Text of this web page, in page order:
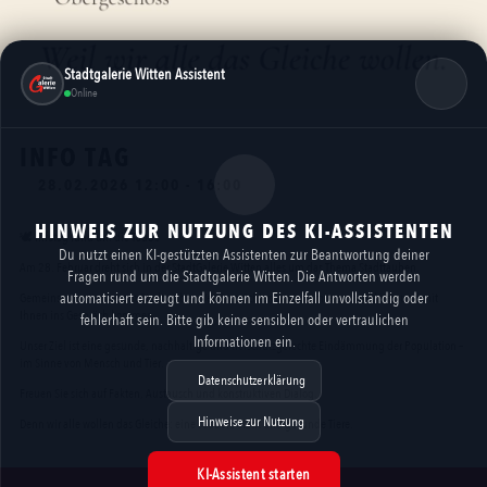
Stadtgalerie Witten Assistent
Online
HINWEIS ZUR NUTZUNG DES KI-ASSISTENTEN
Du nutzt einen KI-gestützten Assistenten zur Beantwortung deiner
Fragen rund um die Stadtgalerie Witten. Die Antworten werden
automatisiert erzeugt und können im Einzelfall unvollständig oder
fehlerhaft sein. Bitte gib keine sensiblen oder vertraulichen
Informationen ein.
Datenschutzerklärung
Hinweise zur Nutzung
KI-Assistent starten
🕊️ Infotag rund um die Taube
Am 28. Februar dreht sich in der StadtGalerie Witten alles um das Thema Stadttauben.
Gemeinsam mit unserem Stadttauben-Verein möchten wir informieren, aufklären und mit
Ihnen ins Gespräch kommen.
Unser Ziel ist eine gesunde, nachhaltige und tierschutzgerechte Eindämmung der Population –
Freuen Sie sich auf Fakten, Austausch und konstruktiven Dialog.
Denn wir alle wollen das Gleiche: eine saubere Stadt und gesunde Tiere.